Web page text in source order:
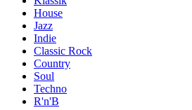
House
Jazz
Indie
Classic Rock
Country
Soul
Techno
R'n'B